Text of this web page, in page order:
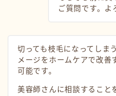
ご質問です。よ
切っても枝毛になってしま
メージをホームケアで改善
可能です。
美容師さんに相談すること